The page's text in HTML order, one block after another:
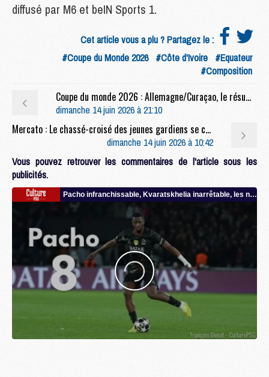
diffusé par M6 et beIN Sports 1.
Cet article vous a plu ? Partagez le :
#Coupe du Monde 2026 #Côte d'Ivoire #Equateur
#Composition
Coupe du monde 2026 : Allemagne/Curaçao, le résumé et les buts en video
dimanche 14 juin 2026 à 21:10
Mercato : Le chassé-croisé des jeunes gardiens se confirme au PSG
dimanche 14 juin 2026 à 10:42
Vous pouvez retrouver les commentaires de l'article sous les
publicités.